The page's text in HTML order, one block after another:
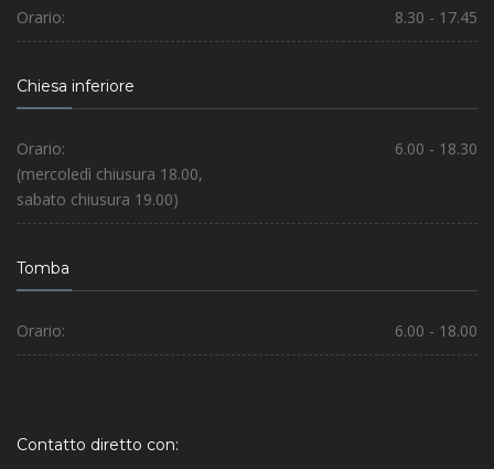
Orario: 8.30 - 17.45
Chiesa inferiore
Orario:
6.00 - 18.30
(mercoledì chiusura 18.00,
sabato chiusura 19.00)
Tomba
Orario: 6.00 - 18.00
Contatto diretto con: